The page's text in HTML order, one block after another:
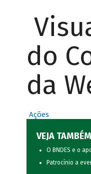
do
da
Ações
VEJA TAMBÉM
O BNDES e o
Patrocínio a